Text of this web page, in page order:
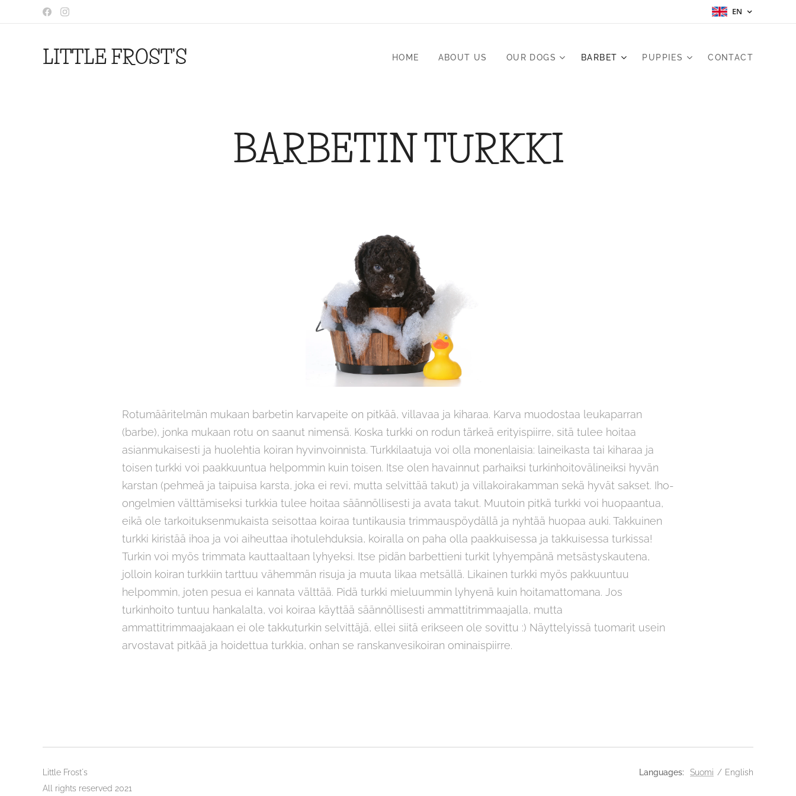
EN
LITTLE FROST'S HOME ABOUT US OUR DOGS BARBET PUPPIES CONTACT
BARBETIN TURKKI
Rotumääritelmän mukaan barbetin karvapeite on pitkää, villavaa ja kiharaa. Karva muodostaa leukaparran
(barbe), jonka mukaan rotu on saanut nimensä. Koska turkki on rodun tärkeä erityispiirre, sitä tulee hoitaa
asianmukaisesti ja huolehtia koiran hyvinvoinnista. Turkkilaatuja voi olla monenlaisia: laineikasta tai kiharaa ja
toisen turkki voi paakkuuntua helpommin kuin toisen. Itse olen havainnut parhaiksi turkinhoitovälineiksi hyvän
karstan (pehmeä ja taipuisa karsta, joka ei revi, mutta selvittää takut) ja villakoirakamman sekä hyvät sakset. Iho-
ongelmien välttämiseksi turkkia tulee hoitaa säännöllisesti ja avata takut. Muutoin pitkä turkki voi huopaantua,
eikä ole tarkoituksenmukaista seisottaa koiraa tuntikausia trimmauspöydällä ja nyhtää huopaa auki. Takkuinen
turkki kiristää ihoa ja voi aiheuttaa ihotulehduksia, koiralla on paha olla paakkuisessa ja takkuisessa turkissa!
Turkin voi myös trimmata kauttaaltaan lyhyeksi. Itse pidän barbettieni turkit lyhyempänä metsästyskautena,
jolloin koiran turkkiin tarttuu vähemmän risuja ja muuta likaa metsällä. Likainen turkki myös pakkuuntuu
helpommin, joten pesua ei kannata välttää. Pidä turkki mieluummin lyhyenä kuin hoitamattomana. Jos
turkinhoito tuntuu hankalalta, voi koiraa käyttää säännöllisesti ammattitrimmaajalla, mutta
ammattitrimmaajakaan ei ole takkuturkin selvittäjä, ellei siitä erikseen ole sovittu :) Näyttelyissä tuomarit usein
arvostavat pitkää ja hoidettua turkkia, onhan se ranskanvesikoiran ominaispiirre.
Little Frost´s
All rights reserved 2021
Languages Suomi English